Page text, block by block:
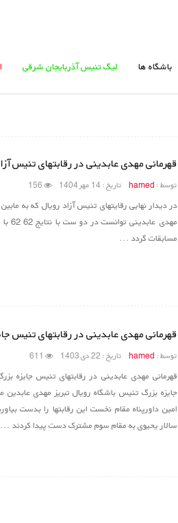
باشگاه ها لیگ تنیس آذربایجان شرقی
قهرمانی مهدی عابدینی در رقابتهای تنیس
توسط : hamed تاریخ : 14 مهر 1404
در دیدار نهایی رقایتهای تنیس آزاد رویال که به
مسابقات گردد ...
قهرمانی مهدی عابدینی در رقابتهای تنیس
توسط : hamed تاریخ : 22 دی 1403
قهرمانی مهدی عابدینی در رقابتهای تنیس جایزه
جایزه بزرگ تنیس باشگاه رویال تبریز مهدی عابدین
امین داورپناه مقام نخست این رقابتها را بدست
سالار یحیوی به مقام سوم مشترک دست پیدا کردند ...